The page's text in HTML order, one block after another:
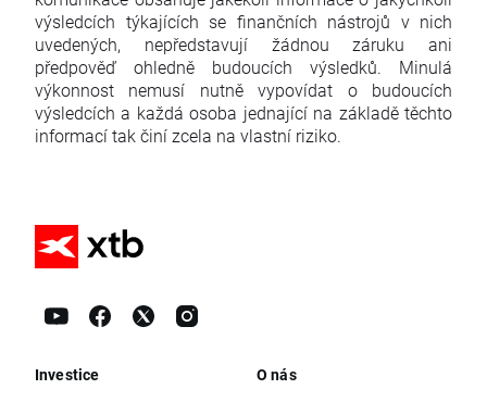
výsledcích týkajících se finančních nástrojů v nich
uvedených, nepředstavují žádnou záruku ani
předpověď ohledně budoucích výsledků. Minulá
výkonnost nemusí nutně vypovídat o budoucích
výsledcích a každá osoba jednající na základě těchto
informací tak činí zcela na vlastní riziko.
Investice O nás